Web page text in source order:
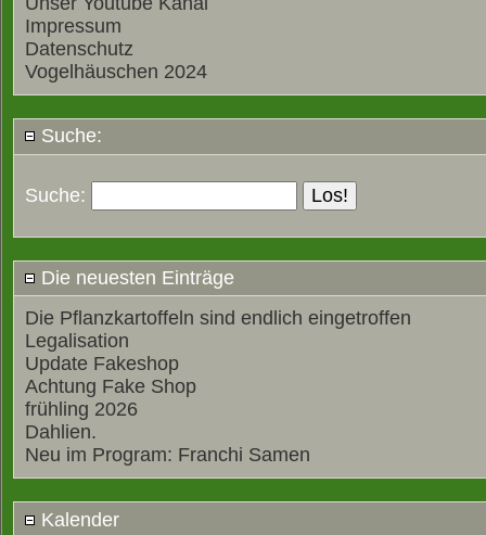
Impressum
Datenschutz
Vogelhäuschen 2024
Suche:
Suche:
Die neuesten Einträge
Die Pflanzkartoffeln sind endlich eingetroffen
Legalisation
Update Fakeshop
Achtung Fake Shop
frühling 2026
Dahlien.
Neu im Program: Franchi Samen
Kalender